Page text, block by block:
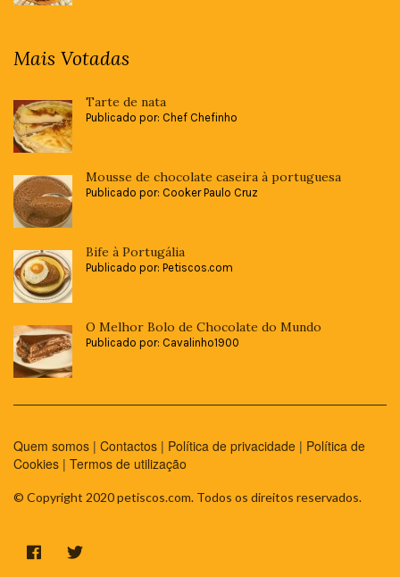
Mais Votadas
Tarte de nata
Publicado por: Chef Chefinho
Mousse de chocolate caseira à portuguesa
Publicado por: Cooker Paulo Cruz
Bife à Portugália
Publicado por: Petiscos.com
O Melhor Bolo de Chocolate do Mundo
Publicado por: Cavalinho1900
Quem somos | Contactos | Política de privacidade | Política de
Cookies | Termos de utilização
© Copyright 2020 petiscos.com. Todos os direitos reservados.